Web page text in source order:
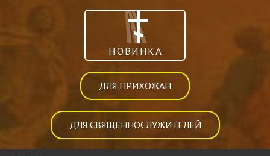
НОВИНКА
ДЛЯ ПРИХОЖАН
ДЛЯ СВЯЩЕННОСЛУЖИТЕЛЕЙ